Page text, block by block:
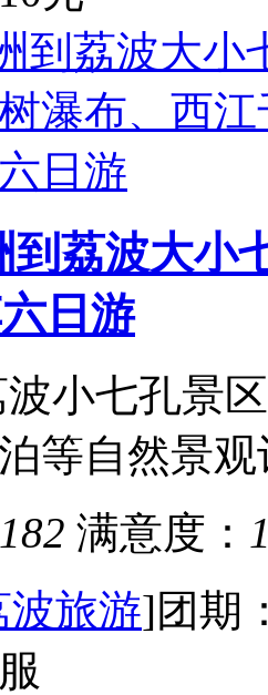
到荔波大小
日游
小七孔景
等自然景
满意度：
旅游]团期